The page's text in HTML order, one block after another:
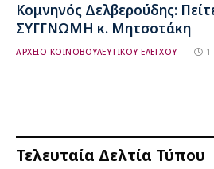
Κομνηνός Δελβερούδης:
ΣΥΓΓΝΩΜΗ κ. Μητσοτάκη
ΑΡΧΕΙΟ ΚΟΙΝΟΒΟΥΛΕΥΤΙΚΟΥ ΕΛΕΓΧΟΥ 1
Τελευταία Δελτία Τύπου